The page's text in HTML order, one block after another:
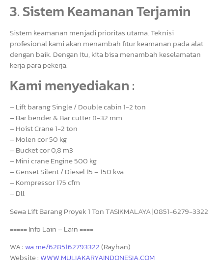
3. Sistem Keamanan Terjamin
Sistem keamanan menjadi prioritas utama. Teknisi
profesional kami akan menambah fitur keamanan pada alat
dengan baik. Dengan itu, kita bisa menambah keselamatan
kerja para pekerja.
Kami menyediakan :
– Lift barang Single / Double cabin 1-2 ton
– Bar bender & Bar cutter 8-32 mm
– Hoist Crane 1-2 ton
– Molen cor 50 kg
– Bucket cor 0,8 m3
– Mini crane Engine 500 kg
– Genset Silent / Diesel 15 – 150 kva
– Kompressor 175 cfm
– Dll
Sewa Lift Barang Proyek 1 Ton TASIKMALAYA |0851-6279-3322
===== Info Lain – Lain ====
WA : wa.me/6285162793322(Rayhan)
Website : WWW.MULIAKARYAINDONESIA.COM